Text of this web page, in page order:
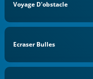
Voyage D'obstacle
Ecraser Bulles